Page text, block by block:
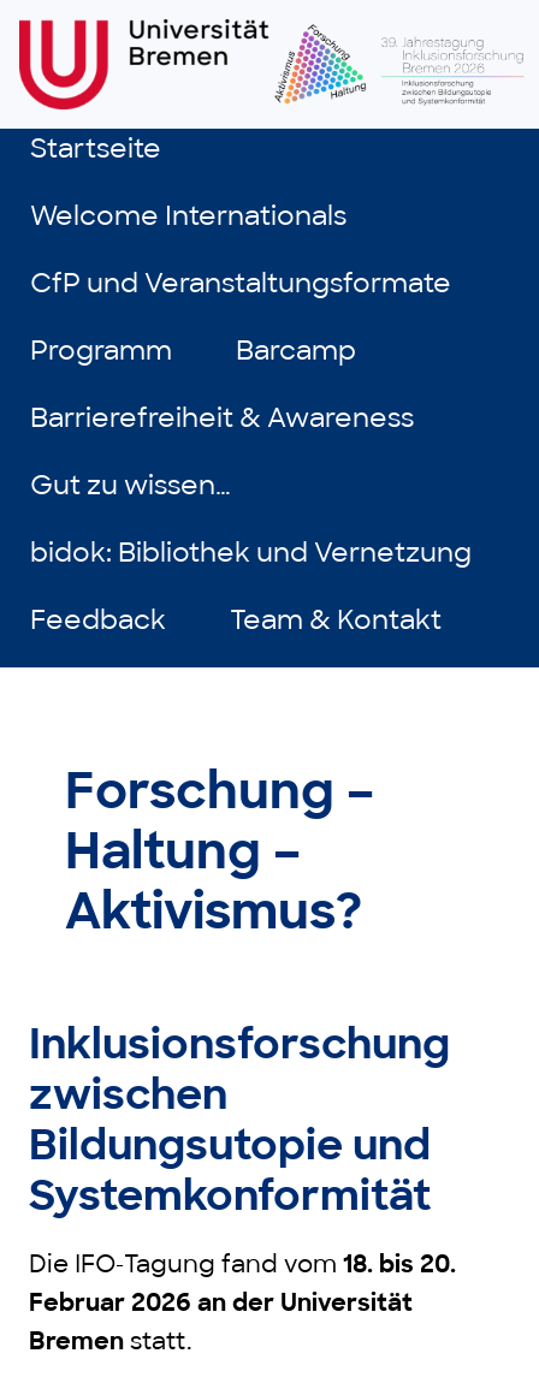
Startseite
Welcome Internationals
CfP und Veranstaltungsformate
Programm
Barcamp
Barrierefreiheit & Awareness
Gut zu wissen…
bidok: Bibliothek und Vernetzung
Feedback
Team & Kontakt
Forschung –
Haltung –
Aktivismus?
Inklusionsforschung
zwischen
Bildungsutopie und
Systemkonformität
Die IFO-Tagung fand vom 18. bis 20.
Februar 2026 an der Universität
Bremenstatt.